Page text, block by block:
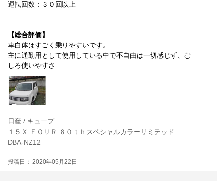
運転回数：３０回以上
【総合評価】
車自体はすごく乗りやすいです。
主に通勤用として使用している中で不自由は一切感じず、む
しろ使いやすさ
日産 / キューブ
１５Ｘ ＦＯＵＲ ８０ｔｈスペシャルカラーリミテッド
DBA-NZ12
投稿日： 2020年05月22日